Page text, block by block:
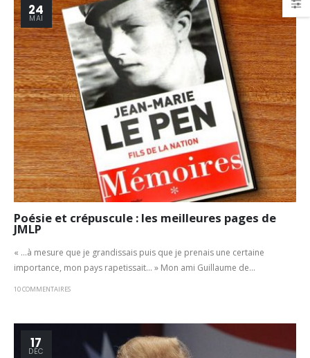
24
MAI
Poésie et crépuscule : les meilleures pages de
JMLP
« …à mesure que je grandissais puis que je prenais une certaine
importance, mon pays rapetissait… » Mon ami Guillaume de...
10 COMMENTAIRES
17
DÉC